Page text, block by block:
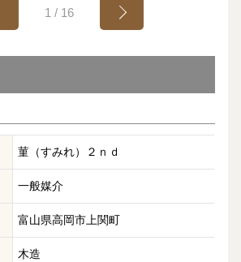
1 / 16
菫（すみれ）２ｎｄ
一般媒介
富山県高岡市上関町
木造